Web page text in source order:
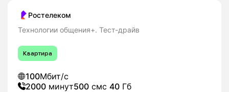
Ростелеком
Технологии общения+. Тест-драйв
Квартира
100Мбит/с
2000 минут500 смс 40 Гб